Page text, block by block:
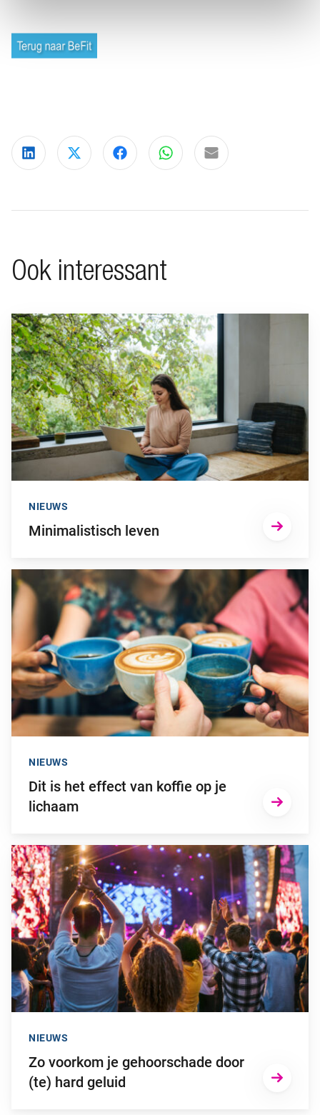
Deel via LinkedIn
Deel via XDeel via Facebook
Deel via WhatsApp
Delen via e-mail
Ook interessant
Ga naar “Minimalistisch leven”
Minimalistisch leven
NIEUWS
Ga naar “Dit is het effect van koffie op je lichaam”
Dit is het effect van koffie op je
lichaam
NIEUWS
Ga naar “Zo voorkom je gehoorschade door (te) hard geluid”
Zo voorkom je gehoorschade door
(te) hard geluid
NIEUWS